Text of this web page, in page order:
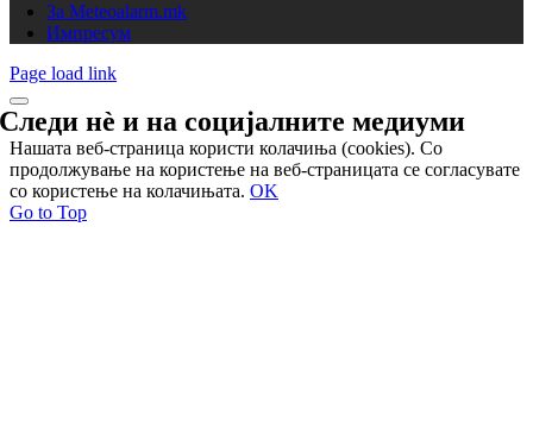
За Meteoalarm.mk
Импресум
Page load link
Следи нѐ и насоцијалните медиуми
Нашата веб-страница користи колачиња (cookies). Со
продолжување на користење на веб-страницата се согласувате
со користење на колачињата. OK
Go to Top